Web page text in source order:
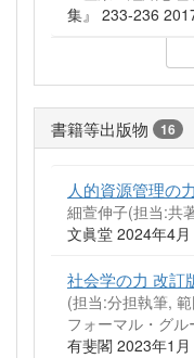
集』 233-236
書籍等出版物 16
人的資源管理の
細萱伸子(担当:共
文眞堂 2024年4
社会学の力 改訂
(担当:分担執筆,
フォーマル・グル
有斐閣 2023年1月